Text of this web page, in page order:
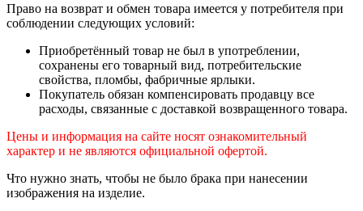
Право на возврат и обмен товара имеется у потребителя при
соблюдении следующих условий:
Приобретённый товар не был в употреблении,
сохранены его товарный вид, потребительские
свойства, пломбы, фабричные ярлыки.
Покупатель обязан компенсировать продавцу все
расходы, связанные с доставкой возвращенного товара.
Цены и информация на сайте носят ознакомительный
характер и не являются официальной офертой.
Что нужно знать, чтобы не было брака при нанесении
изображения на изделие.